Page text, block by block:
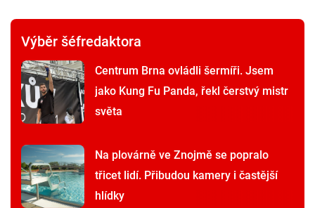
Výběr šéfredaktora
Centrum Brna ovládli šermíři. Jsem
jako Kung Fu Panda, řekl čerstvý mistr
světa
Na plovárně ve Znojmě se popralo
třicet lidí. Přibudou kamery i častější
hlídky